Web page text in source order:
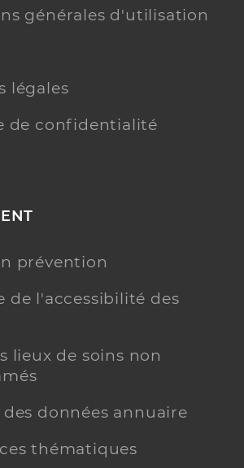
générales d'utilisation
légales
de confidentialité
prévention
de l'accessibilité des
lieux de soins non
données annuaire
thématiques